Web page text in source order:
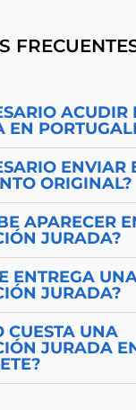
ACUDIR
EN
ENVIAR
ORIGINAL?
APARECER
JURADA?
ENTREGA
JURADA?
CUESTA UNA
JURADA